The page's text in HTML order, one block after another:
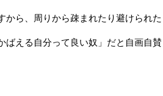
ら、周りから疎まれたり避けられた
える自分って良い奴」だと自画自賛